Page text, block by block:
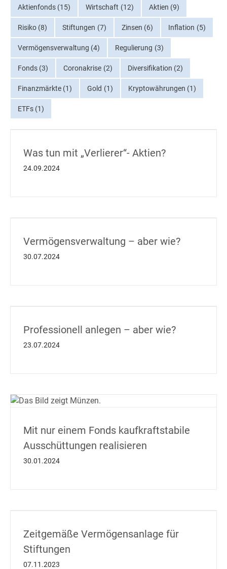
Aktienfonds (15) Wirtschaft (12) Aktien (9)
Risiko (8) Stiftungen (7) Zinsen (6) Inflation (5)
Vermögensverwaltung (4) Regulierung (3)
Fonds (3) Coronakrise (2) Diversifikation (2)
Finanzmärkte (1) Gold (1) Kryptowährungen (1)
ETFs (1)
Was tun mit „Verlierer“- Aktien?
24.09.2024
Vermögensverwaltung – aber wie?
30.07.2024
Professionell anlegen – aber wie?
23.07.2024
Mit nur einem Fonds kaufkraftstabile
Ausschüttungen realisieren
30.01.2024
Zeitgemäße Vermögensanlage für
Stiftungen
07.11.2023